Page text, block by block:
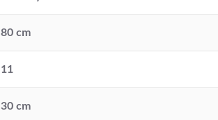
80 cm
11
30 cm